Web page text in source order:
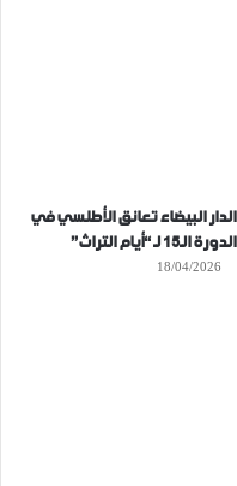
الدار البيضاء تعانق الأطلسي في
الدورة الـ15 لـ “أيام التراث”
18/04/2026